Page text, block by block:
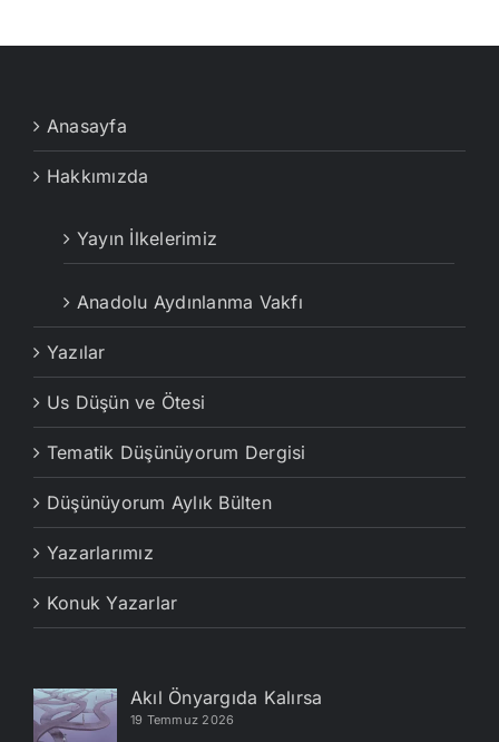
Anasayfa
Hakkımızda
Yayın İlkelerimiz
Anadolu Aydınlanma Vakfı
Yazılar
Us Düşün ve Ötesi
Tematik Düşünüyorum Dergisi
Düşünüyorum Aylık Bülten
Yazarlarımız
Konuk Yazarlar
Akıl Önyargıda Kalırsa
19 Temmuz 2026